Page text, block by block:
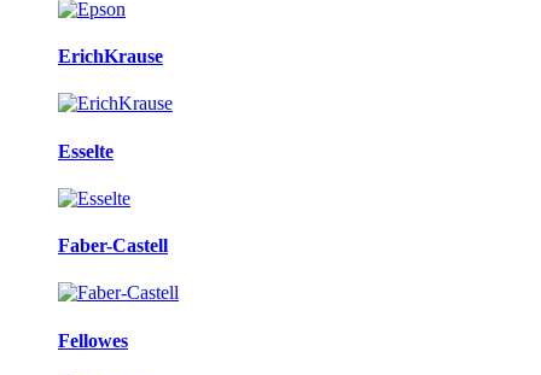
ErichKrause
Esselte
Faber-Castell
Fellowes